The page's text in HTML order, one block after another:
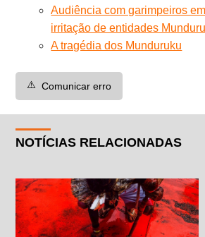
Audiência com garimpeiros
irritação de entidades
A tragédia dos Munduruku
⚠️ Comunicar erro
NOTÍCIAS RELACIONADAS